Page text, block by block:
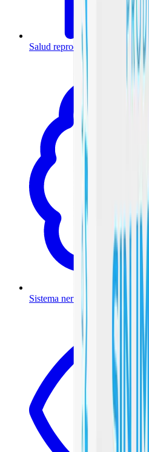
Salud reproductiva y hormonal
Sistema nervioso